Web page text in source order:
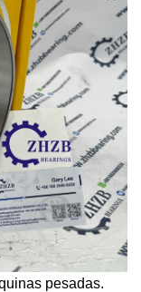
pesadas.